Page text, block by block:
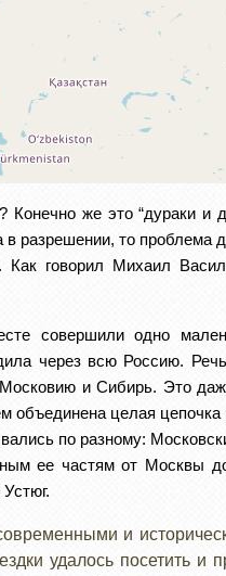
Конечно же это “дураки и
разрешении, то проблема
Как говорил Михаил
совершили одно
через всю Россию.
и Сибирь. Это
целая цепочка
по разному:
ее частям от Москвы
и
удалось посетить